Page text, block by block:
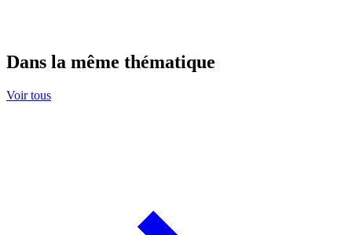
Dans la même thématique
Voir tous